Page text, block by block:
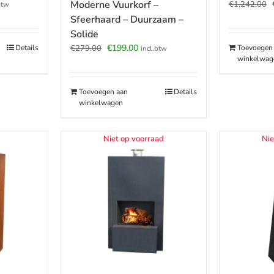
Details
Moderne Vuurkorf –
Sfeerhaard – Duurzaam –
Solide
€279.00 Oorspronkelijke
€199.00Huidige
€199.00.
incl.btw
Toevoegen aan
winkelwagen
Details
€1,242.00
Toevoegen
Niet op voorraad